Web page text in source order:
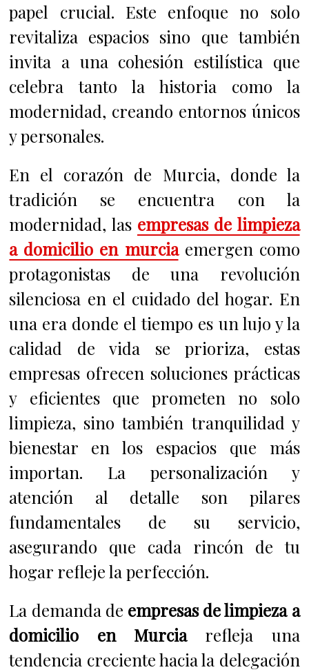
papel crucial. Este enfoque no solo
revitaliza espacios sino que también
invita a una cohesión estilística que
celebra tanto la historia como la
modernidad, creando entornos únicos
y personales.
En el corazón de Murcia, donde la
tradición se encuentra con la
modernidad, las empresas de limpieza
a domicilio en murcia emergen como
protagonistas de una revolución
silenciosa en el cuidado del hogar. En
una era donde el tiempo es un lujo y la
calidad de vida se prioriza, estas
empresas ofrecen soluciones prácticas
y eficientes que prometen no solo
limpieza, sino también tranquilidad y
bienestar en los espacios que más
importan. La personalización y
atención al detalle son pilares
fundamentales de su servicio,
asegurando que cada rincón de tu
hogar refleje la perfección.
La demanda de empresas de limpieza a
domicilio en Murciarefleja una
tendencia creciente hacia la delegación